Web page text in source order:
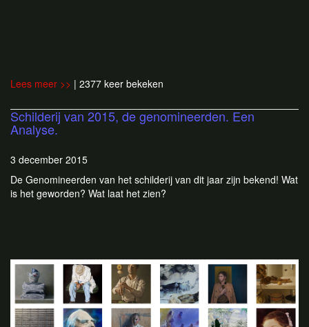
Lees meer >> | 2377 keer bekeken
Schilderij van 2015, de genomineerden. Een
Analyse.
3 december 2015
De Genomineerden van het schilderij van dit jaar zijn bekend! Wat
is het geworden? Wat laat het zien?